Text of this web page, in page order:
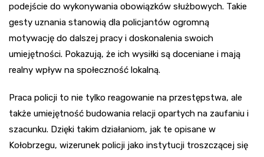
podejście do wykonywania obowiązków służbowych. Takie
gesty uznania stanowią dla policjantów ogromną
motywację do dalszej pracy i doskonalenia swoich
umiejętności. Pokazują, że ich wysiłki są doceniane i mają
realny wpływ na społeczność lokalną.
Praca policji to nie tylko reagowanie na przestępstwa, ale
także umiejętność budowania relacji opartych na zaufaniu i
szacunku. Dzięki takim działaniom, jak te opisane w
Kołobrzegu, wizerunek policji jako instytucji troszczącej się